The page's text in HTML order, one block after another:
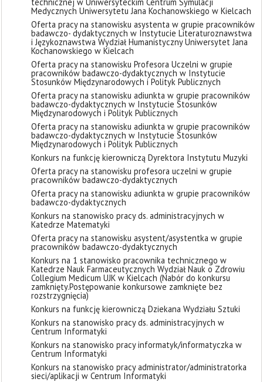
Medycznych Uniwersytetu Jana Kochanowskiego w Kielcach
Oferta pracy na stanowisku asystenta w grupie pracowników
badawczo- dydaktycznych w Instytucie Literaturoznawstwa
i Językoznawstwa Wydział Humanistyczny Uniwersytet Jana
Kochanowskiego w Kielcach
Oferta pracy na stanowisku Profesora Uczelni w grupie
pracowników badawczo-dydaktycznych w Instytucie
Stosunków Międzynarodowych i Polityk Publicznych
Oferta pracy na stanowisku adiunkta w grupie pracowników
badawczo-dydaktycznych w Instytucie Stosunków
Międzynarodowych i Polityk Publicznych
Oferta pracy na stanowisku adiunkta w grupie pracowników
badawczo-dydaktycznych w Instytucie Stosunków
Międzynarodowych i Polityk Publicznych
Konkurs na funkcję kierowniczą Dyrektora Instytutu Muzyki
Oferta pracy na stanowisku profesora uczelni w grupie
pracowników badawczo-dydaktycznych
Oferta pracy na stanowisku adiunkta w grupie pracowników
badawczo-dydaktycznych
Konkurs na stanowisko pracy ds. administracyjnych w
Katedrze Matematyki
Oferta pracy na stanowisku asystent/asystentka w grupie
pracowników badawczo-dydaktycznych
Konkurs na 1 stanowisko pracownika technicznego w
Katedrze Nauk Farmaceutycznych Wydział Nauk o Zdrowiu
Collegium Medicum UJK w Kielcach (Nabór do konkursu
zamknięty. ​Postępowanie konkursowe zamknięte bez
rozstrzygnięcia)
Konkurs na funkcję kierowniczą Dziekana Wydziału Sztuki
Konkurs na stanowisko pracy ds. administracyjnych w
Centrum Informatyki
Konkurs na stanowisko pracy informatyk/informatyczka w
Centrum Informatyki
Konkurs na stanowisko pracy administrator/administratorka
sieci/aplikacji w Centrum Informatyki